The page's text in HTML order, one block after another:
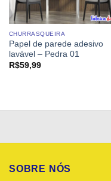
CHURRASQUEIRA
Papel de parede adesivo
lavável – Pedra 01
R$59,99
SOBRE NÓS